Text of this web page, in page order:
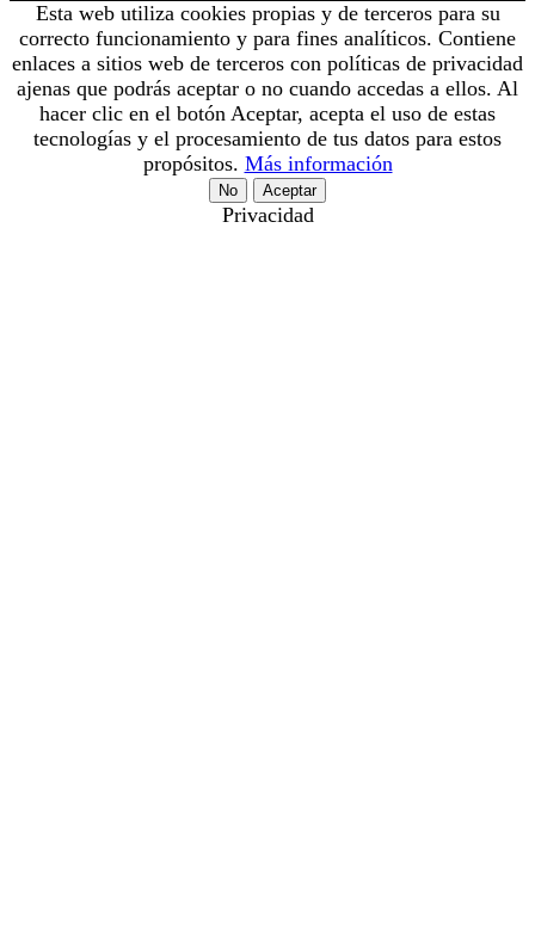
Esta web utiliza cookies propias y de terceros para su
correcto funcionamiento y para fines analíticos. Contiene
enlaces a sitios web de terceros con políticas de privacidad
ajenas que podrás aceptar o no cuando accedas a ellos. Al
hacer clic en el botón Aceptar, acepta el uso de estas
tecnologías y el procesamiento de tus datos para estos
propósitos. Más información
No Aceptar
Privacidad